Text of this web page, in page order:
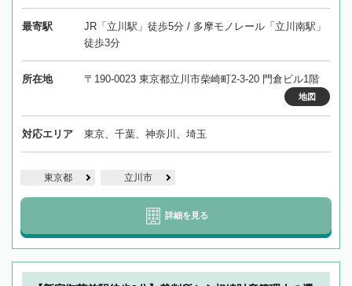
最寄駅
JR「立川駅」徒歩5分 / 多摩モノレール「立川南駅」
徒歩3分
所在地 〒190-0023 東京都立川市柴崎町2-3-20 門倉ビル1階
地図
対応エリア 東京、千葉、神奈川、埼玉
東京都 立川市
詳細を見る